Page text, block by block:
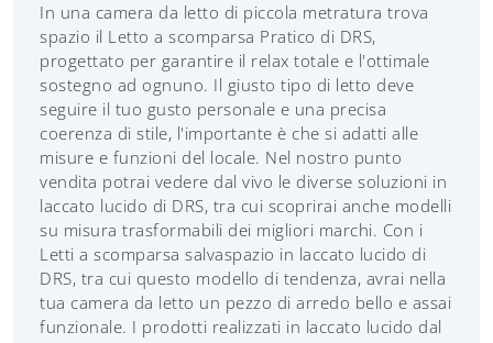
In una camera da letto di piccola metratura trova
spazio il Letto a scomparsa Pratico di DRS,
progettato per garantire il relax totale e l'ottimale
sostegno ad ognuno. Il giusto tipo di letto deve
seguire il tuo gusto personale e una precisa
coerenza di stile, l'importante è che si adatti alle
misure e funzioni del locale. Nel nostro punto
vendita potrai vedere dal vivo le diverse soluzioni in
laccato lucido di DRS, tra cui scoprirai anche modelli
su misura trasformabili dei migliori marchi. Con i
Letti a scomparsa salvaspazio in laccato lucido di
DRS, tra cui questo modello di tendenza, avrai nella
tua camera da letto un pezzo di arredo bello e assai
funzionale. I prodotti realizzati in laccato lucido dal